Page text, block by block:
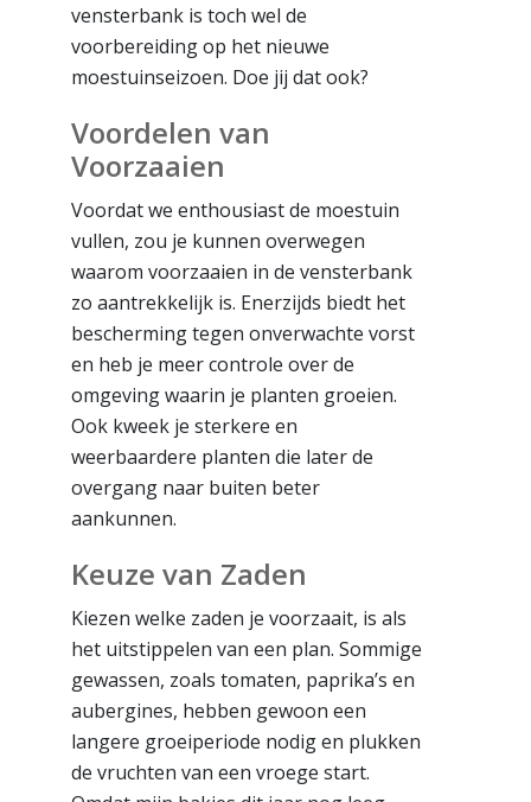
vensterbank is toch wel de
voorbereiding op het nieuwe
moestuinseizoen. Doe jij dat ook?
Voordelen van
Voorzaaien
Voordat we enthousiast de moestuin
vullen, zou je kunnen overwegen
waarom voorzaaien in de vensterbank
zo aantrekkelijk is. Enerzijds biedt het
bescherming tegen onverwachte vorst
en heb je meer controle over de
omgeving waarin je planten groeien.
Ook kweek je sterkere en
weerbaardere planten die later de
overgang naar buiten beter
aankunnen.
Keuze van Zaden
Kiezen welke zaden je voorzaait, is als
het uitstippelen van een plan. Sommige
gewassen, zoals tomaten, paprika’s en
aubergines, hebben gewoon een
langere groeiperiode nodig en plukken
de vruchten van een vroege start.